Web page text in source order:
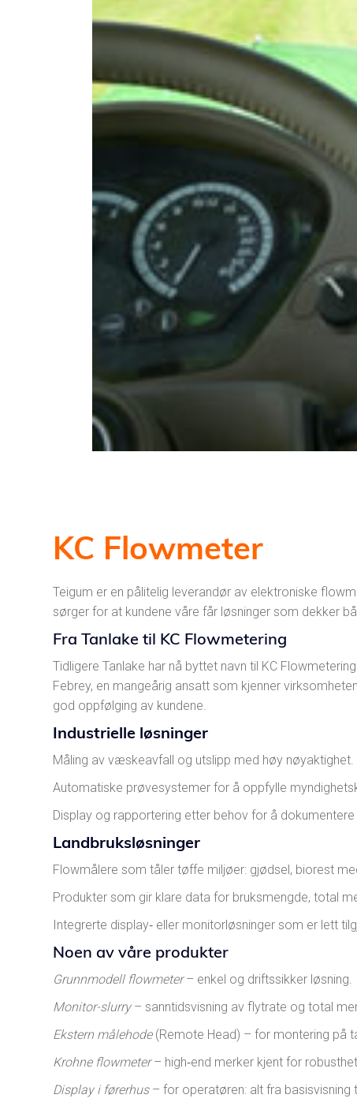
KC Flowmeter
Teigum er en pålitelig leverandør av elektroniske
sørger for at kundene våre får løsninger som dekker
Fra Tanlake til KC Flowmetering
Tidligere Tanlake har nå byttet navn til KC
Febrey, en mangeårig ansatt som kjenner
god oppfølging av kundene.
Industrielle løsninger
Måling av væskeavfall og utslipp med høy nøyaktighet.
Automatiske prøve­systemer for å oppfylle
Display og rapportering etter behov for å dokumentere
Landbruksløsninger
Flowmålere som tåler tøffe miljøer: gjødsel, biorest
Produkter som gir klare data for bruksmengde, total
Integrerte display‐ eller monitorløsninger som er lett
Noen av våre produkter
Grunnmodell flowmeter– enkel og driftssikker løsning.
Monitor-slurry– sanntidsvisning av flytrate og total
Ekstern målehode(Remote Head) – for montering på
Krohne flowmeter– high‐end merker kjent for
Display i førerhus– for operatøren: alt fra basisvisning